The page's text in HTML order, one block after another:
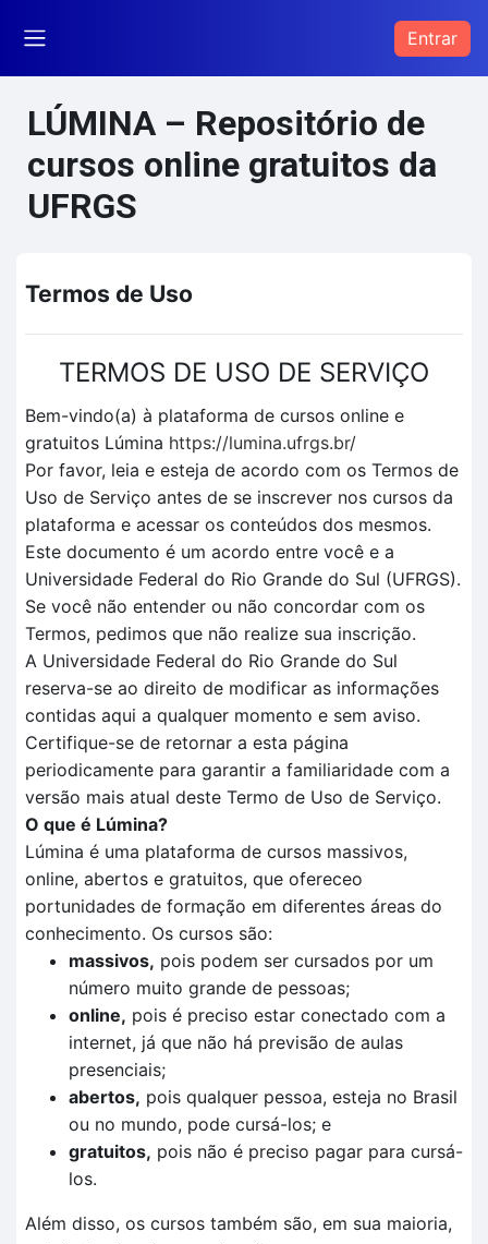
Entrar
LÚMINA – Repositório de
cursos online gratuitos da
UFRGS
Termos de Uso
TERMOS DE USO DE SERVIÇO
Bem-vindo(a) à plataforma de cursos online e
gratuitos Lúmina https://lumina.ufrgs.br/
Por favor, leia e esteja de acordo com os Termos de
Uso de Serviço antes de se inscrever nos cursos da
plataforma e acessar os conteúdos dos mesmos.
Este documento é um acordo entre você e a
Universidade Federal do Rio Grande do Sul (UFRGS).
Se você não entender ou não concordar com os
Termos, pedimos que não realize sua inscrição.
A Universidade Federal do Rio Grande do Sul
reserva-se ao direito de modificar as informações
contidas aqui a qualquer momento e sem aviso.
Certifique-se de retornar a esta página
periodicamente para garantir a familiaridade com a
versão mais atual deste Termo de Uso de Serviço.
O que é Lúmina?
Lúmina é uma plataforma de cursos massivos,
online, abertos e gratuitos, que ofereceo
portunidades de formação em diferentes áreas do
conhecimento. Os cursos são:
massivos, pois podem ser cursados por um
número muito grande de pessoas;
online, pois é preciso estar conectado com a
internet, já que não há previsão de aulas
presenciais;
abertos, pois qualquer pessoa, esteja no Brasil
ou no mundo, pode cursá-los; e
gratuitos, pois não é preciso pagar para cursá-
los.
Além disso, os cursos também são, em sua maioria,